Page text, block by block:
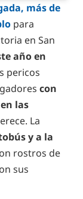
más de
para
en San
año en
pericos
con
las
La
y a la
rostros de
sus